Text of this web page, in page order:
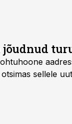
sellele